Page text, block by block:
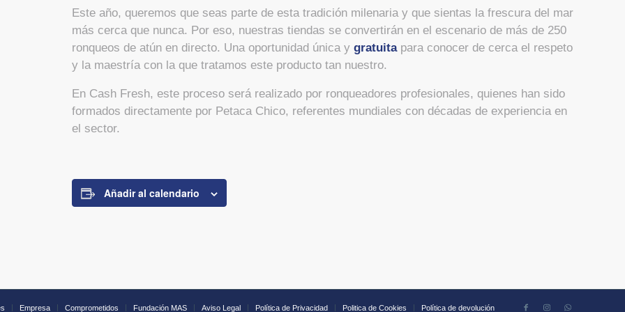
Este año, queremos que seas parte de esta tradición milenaria y que sientas la frescura del mar
más cerca que nunca. Por eso, nuestras tiendas se convertirán en el escenario de más de 250
ronqueos de atún en directo. Una oportunidad única y gratuitapara conocer de cerca el respeto
y la maestría con la que tratamos este producto tan nuestro.
En Cash Fresh, este proceso será realizado por ronqueadores profesionales, quienes han sido
formados directamente por Petaca Chico, referentes mundiales con décadas de experiencia en
el sector.
Añadir al calendario
Empresa Comprometidos Fundación MAS Aviso Legal Política de Privacidad Politica de Cookies Política de devolución